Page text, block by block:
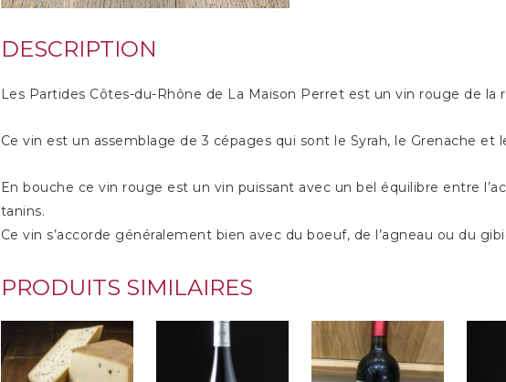
DESCRIPTION
Les Partides Côtes-du-Rhône de La Maison Perret est un vin rouge de la
Ce vin est un assemblage de 3 cépages qui sont le Syrah, le Grenache et
En bouche ce vin rouge est un vin puissant avec un bel équilibre entre
tanins.
Ce vin s’accorde généralement bien avec du boeuf, de l’agneau ou du
PRODUITS SIMILAIRES